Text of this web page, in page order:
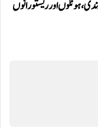
ہوٹلوں اور ریستورانوں